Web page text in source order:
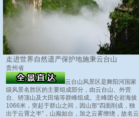
走进世界自然遗产保护地施秉云台山
贵州省
云台山风景区是舞阳河国家
级风景名胜区的主要组成部分，由云台山、外营
台、轿顶山及大田垴等群峰组成。主峰团仑岩海拔
1066米，突起于群山之间，因山形“四面削成，独
出于云霄之半”，山巅如台，加之云雾缭绕，故名云